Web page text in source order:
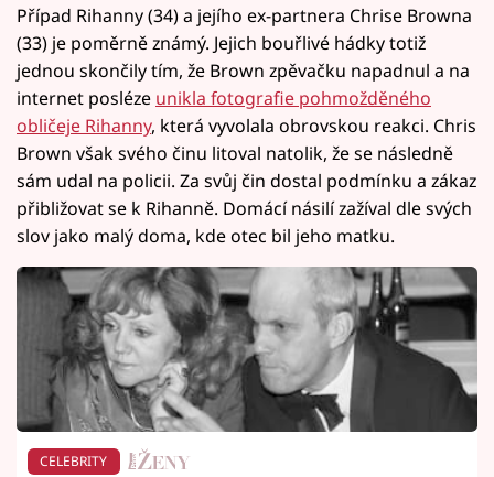
Případ Rihanny (34) a jejího ex-partnera Chrise Browna
(33) je poměrně známý. Jejich bouřlivé hádky totiž
jednou skončily tím, že Brown zpěvačku napadnul a na
internet posléze unikla fotografie pohmožděného
obličeje Rihanny, která vyvolala obrovskou reakci. Chris
Brown však svého činu litoval natolik, že se následně
sám udal na policii. Za svůj čin dostal podmínku a zákaz
přibližovat se k Rihanně. Domácí násilí zažíval dle svých
slov jako malý doma, kde otec bil jeho matku.
CELEBRITY